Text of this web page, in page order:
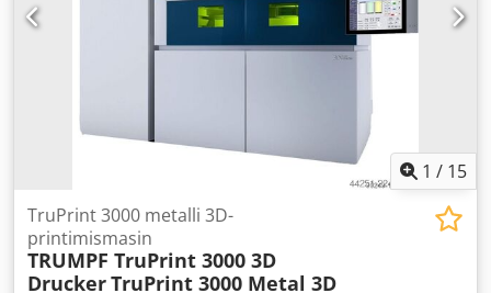
1 / 15
TruPrint 3000 metalli 3D-
printimismasin
TRUMPF TruPrint 3000 3D
DruckerTruPrint 3000 Metal 3D